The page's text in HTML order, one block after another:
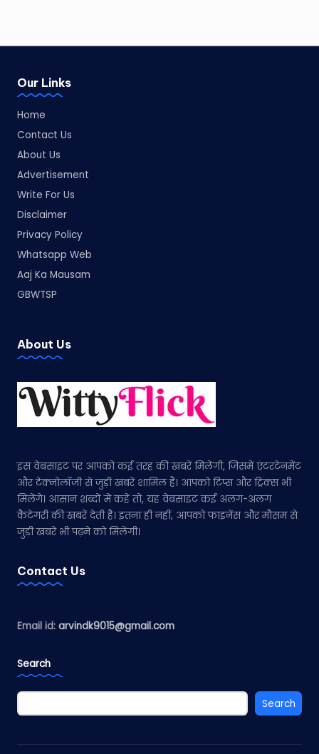
Our Links
Home
Contact Us
About Us
Advertisement
Write For Us
Disclaimer
Privacy Policy
Whatsapp Web
Aaj Ka Mausam
GBWTSP
About Us
इस वेबसाइट पर आपको कई तरह की खबरें मिलेंगी, जिसमें एंटरटेनमेंट
और टेक्नोलॉजी से जुड़ी खबरें शामिल हैं। आपको टिप्स और ट्रिक्स भी
मिलेंगे। आसान शब्दों में कहें तो, यह वेबसाइट कई अलग-अलग
कैटेगरी की खबरें देती है। इतना ही नहीं, आपको फाइनेंस और मौसम से
जुड़ी खबरें भी पढ़ने को मिलेंगी।
Contact Us
Email id: arvindk9015@gmail.com
Search
Search